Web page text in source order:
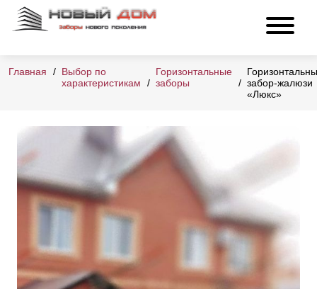
Главная
Выбор по
характеристикам
Горизонтальные
заборы
забор-жалюзи
«Люкс»